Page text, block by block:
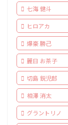
七海 健斗
ヒロアカ
爆豪 勝己
麗日 お茶子
切島 鋭児郎
相澤 消太
グラントリノ